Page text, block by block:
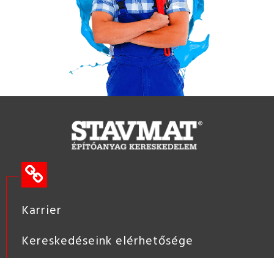
Karrier
Kereskedéseink elérhetősége